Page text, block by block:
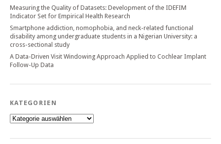
Measuring the Quality of Datasets: Development of the IDEFIM
Indicator Set for Empirical Health Research
Smartphone addiction, nomophobia, and neck-related functional
disability among undergraduate students in a Nigerian University: a
cross-sectional study
A Data-Driven Visit Windowing Approach Applied to Cochlear Implant
Follow-Up Data
KATEGORIEN
Kategorien